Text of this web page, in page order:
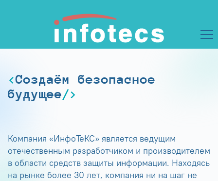
Создаём безопасное
будущее
Компания «ИнфоТеКС» является ведущим
отечественным разработчиком и производителем
в области средств защиты информации. Находясь
на рынке более 30 лет, компания ни на шаг не